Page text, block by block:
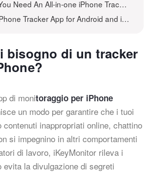
Need An All-in-one iPhone Tracker?
Tracker App for Android and iPhone 301
bisogno di un tracker
di monitoraggio per iPhone
un modo per garantire che i tuoi
inappropriati online, chattino
si impegnino in altri comportamenti
di lavoro, iKeyMonitor rileva i
evita la divulgazione di segreti